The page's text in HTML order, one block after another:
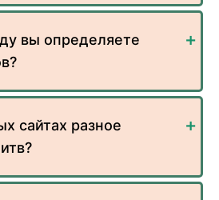
вы определяете
сайтах разное